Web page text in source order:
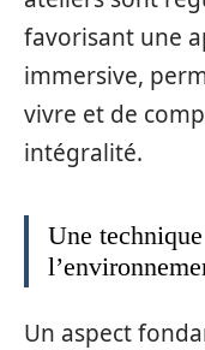
favorisant une
immersive,
vivre et de
intégralité.
Une
Un aspect